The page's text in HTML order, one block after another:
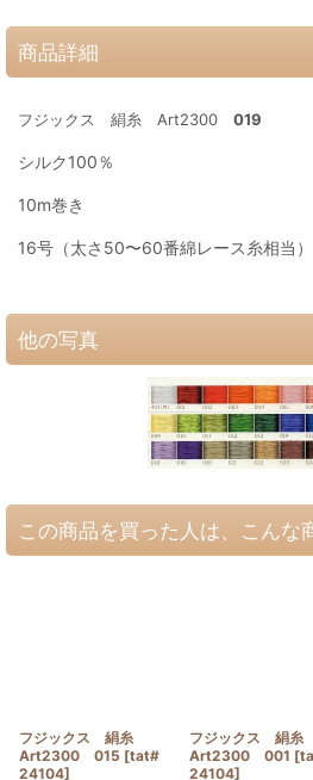
商品詳細
フジックス 絹糸 Art2300 019
シルク100％
10m巻き
16号（太さ50〜60番綿レース糸相当）
他の写真
この商品を買った人は、こんな
フジックス 絹糸
Art2300 015 [tat#
24104]
フジックス 絹糸
Art2300 001 [
24104]